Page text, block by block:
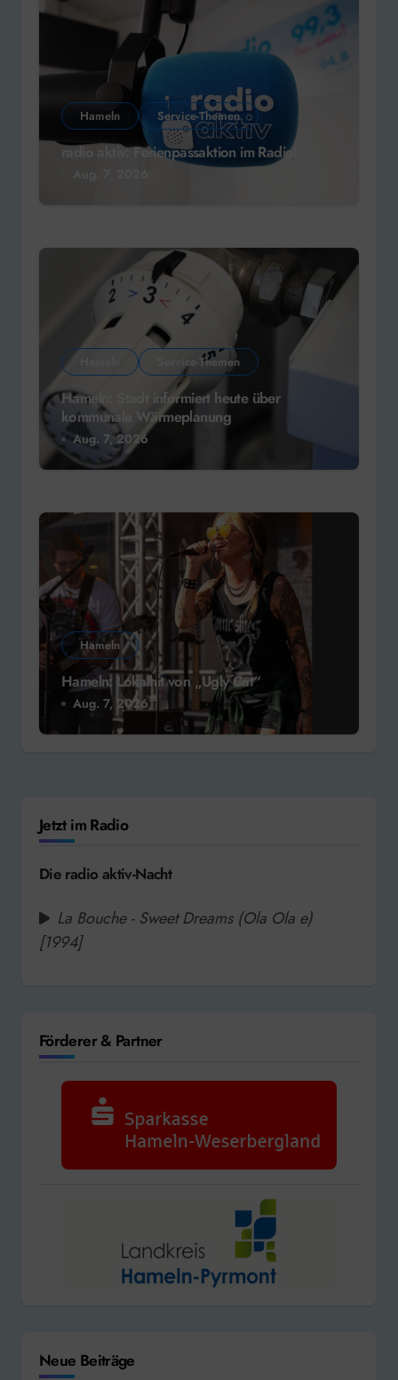
Hameln Service-Themen
radio aktiv: Ferienpassaktion im Radio!
Service-Themen
Hameln: Stadt informiert heute über
kommunale Wärmeplanung
Aug. 7, 2026
Hameln
Hameln: Lokalhit von „Ugly Cat“
Aug. 7, 2026
Jetzt im Radio
Die radio aktiv-Nacht
La Bouche - Sweet Dreams (Ola Ola e)
[1994]
Förderer & Partner
Neue Beiträge